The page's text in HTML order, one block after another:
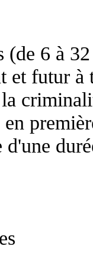
(de 6 à
et futur à